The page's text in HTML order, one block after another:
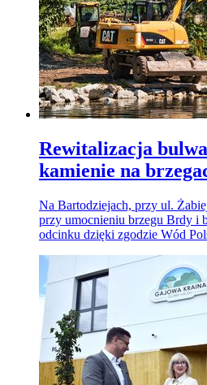
Rewitalizacja
kamienie na
Na Bartodziejach, przy ul.
przy umocnieniu brzegu Brdy i
odcinku dzięki zgodzie Wód